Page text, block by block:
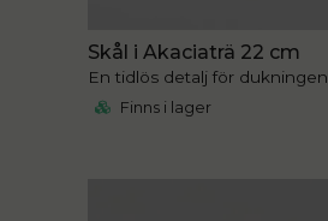
Skål i Akaciaträ 22 cm
En tidlös detalj för dukningen
Finns i lager